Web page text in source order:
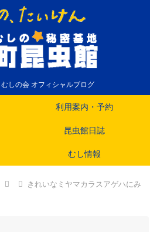
しの会 オフィシャルブログ
利用案内・予約
昆虫館日誌
むし情報
きれいなミヤマカラスアゲハにみ